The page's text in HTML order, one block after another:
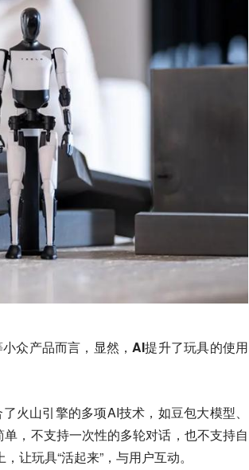
众产品而言，显然，AI提升了玩具的使用
火山引擎的多项AI技术，如豆包大模型、
，不支持一次性的多轮对话，也不支持自
让玩具“活起来”，与用户互动。